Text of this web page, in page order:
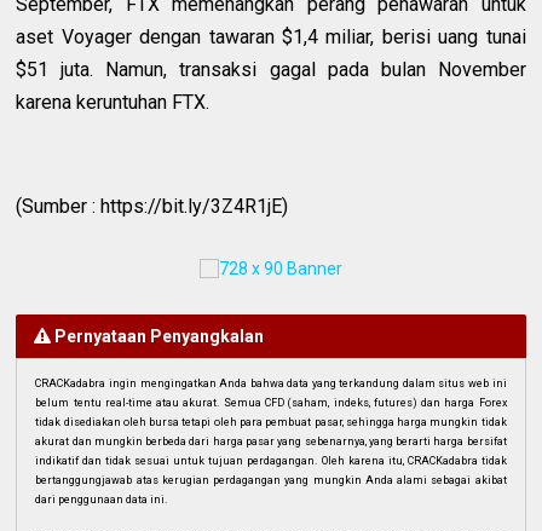
September, FTX memenangkan perang penawaran untuk
aset Voyager dengan tawaran $1,4 miliar, berisi uang tunai
$51 juta. Namun, transaksi gagal pada bulan November
karena keruntuhan FTX.
(Sumber : https://bit.ly/3Z4R1jE)
Pernyataan Penyangkalan
CRACKadabra ingin mengingatkan Anda bahwa data yang terkandung dalam situs web ini
belum tentu real-time atau akurat. Semua CFD (saham, indeks, futures) dan harga Forex
tidak disediakan oleh bursa tetapi oleh para pembuat pasar, sehingga harga mungkin tidak
akurat dan mungkin berbeda dari harga pasar yang sebenarnya, yang berarti harga bersifat
indikatif dan tidak sesuai untuk tujuan perdagangan. Oleh karena itu, CRACKadabra tidak
bertanggungjawab atas kerugian perdagangan yang mungkin Anda alami sebagai akibat
dari penggunaan data ini.